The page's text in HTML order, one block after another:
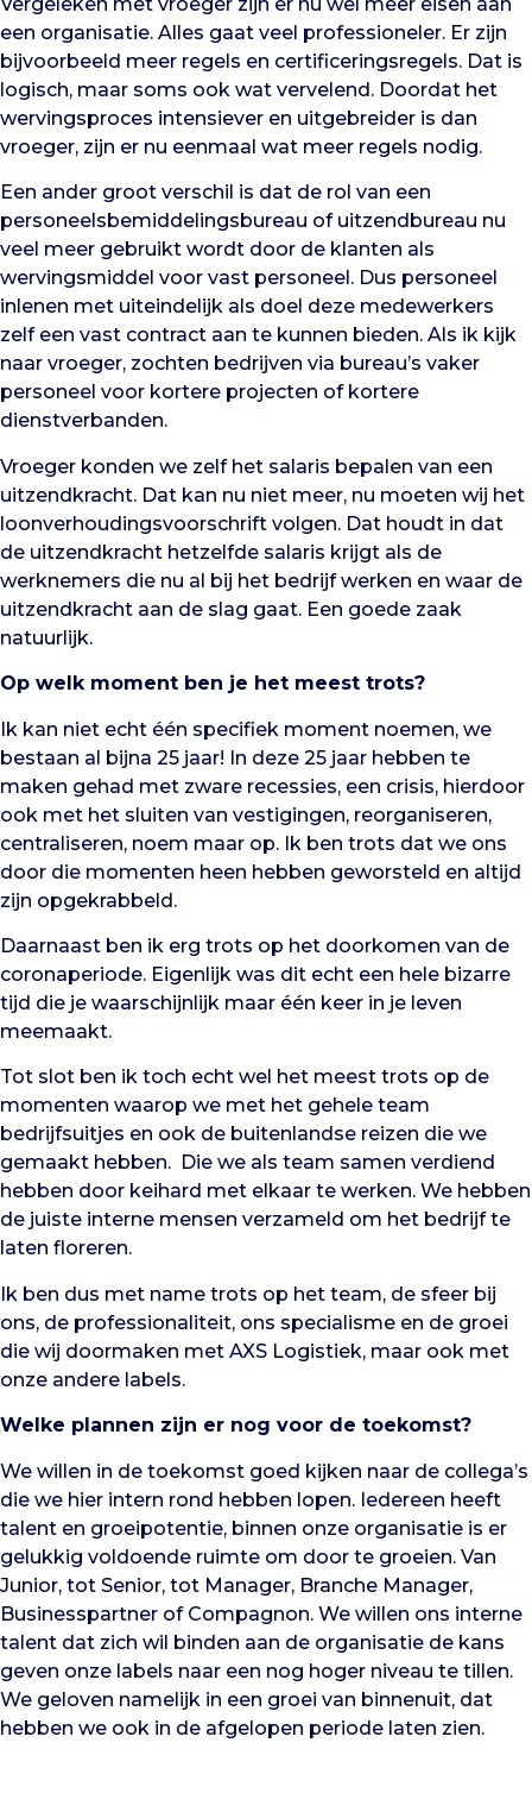
een organisatie. Alles gaat veel professioneler. Er zijn
bijvoorbeeld meer regels en certificeringsregels. Dat is
logisch, maar soms ook wat vervelend. Doordat het
wervingsproces intensiever en uitgebreider is dan
vroeger, zijn er nu eenmaal wat meer regels nodig.
Een ander groot verschil is dat de rol van een
personeelsbemiddelingsbureau of uitzendbureau nu
veel meer gebruikt wordt door de klanten als
wervingsmiddel voor vast personeel. Dus personeel
inlenen met uiteindelijk als doel deze medewerkers
zelf een vast contract aan te kunnen bieden. Als ik kijk
naar vroeger, zochten bedrijven via bureau’s vaker
personeel voor kortere projecten of kortere
dienstverbanden.
Vroeger konden we zelf het salaris bepalen van een
uitzendkracht. Dat kan nu niet meer, nu moeten wij het
loonverhoudingsvoorschrift volgen. Dat houdt in dat
de uitzendkracht hetzelfde salaris krijgt als de
werknemers die nu al bij het bedrijf werken en waar de
uitzendkracht aan de slag gaat. Een goede zaak
natuurlijk.
Op welk moment ben je het meest trots?
Ik kan niet echt één specifiek moment noemen, we
bestaan al bijna 25 jaar! In deze 25 jaar hebben te
maken gehad met zware recessies, een crisis, hierdoor
ook met het sluiten van vestigingen, reorganiseren,
centraliseren, noem maar op. Ik ben trots dat we ons
door die momenten heen hebben geworsteld en altijd
zijn opgekrabbeld.
Daarnaast ben ik erg trots op het doorkomen van de
coronaperiode. Eigenlijk was dit echt een hele bizarre
tijd die je waarschijnlijk maar één keer in je leven
meemaakt.
Tot slot ben ik toch echt wel het meest trots op de
momenten waarop we met het gehele team
bedrijfsuitjes en ook de buitenlandse reizen die we
gemaakt hebben. Die we als team samen verdiend
hebben door keihard met elkaar te werken. We hebben
de juiste interne mensen verzameld om het bedrijf te
laten floreren.
Ik ben dus met name trots op het team, de sfeer bij
ons, de professionaliteit, ons specialisme en de groei
die wij doormaken met AXS Logistiek, maar ook met
onze andere labels.
Welke plannen zijn er nog voor de toekomst?
We willen in de toekomst goed kijken naar de collega’s
die we hier intern rond hebben lopen. Iedereen heeft
talent en groeipotentie, binnen onze organisatie is er
gelukkig voldoende ruimte om door te groeien. Van
Junior, tot Senior, tot Manager, Branche Manager,
Businesspartner of Compagnon. We willen ons interne
talent dat zich wil binden aan de organisatie de kans
geven onze labels naar een nog hoger niveau te tillen.
We geloven namelijk in een groei van binnenuit, dat
hebben we ook in de afgelopen periode laten zien.